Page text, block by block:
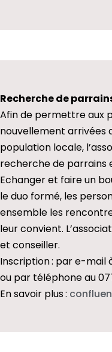
Recherche de
Afin de permettre aux
nouvellement arrivées
population locale,
recherche de parrains
Echanger et faire un
le duo formé, les
ensemble les
leur convient.
et conseiller.
Inscription : par e-mail
ou par téléphone au
En savoir plus :